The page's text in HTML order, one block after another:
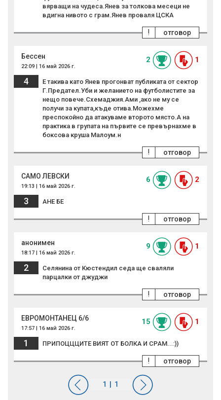
вярващи на чудеса.Янев за толкова месеци не
вдигна нивото с грам.Янев проваля ЦСКА
отговор
!
Бессен
22:09 | 16 май 2026 г.
2 1
4
Е такива като Янев прогонват публиката от сектор
Г.Предател.Уби и желанието на футболистите за
нещо повече.Схемаджия.Ами ,ако не му се
получи за купата,къде отива.Можехме
преспокойно да атакуваме второто място.А на
практика в групата на първите се превърнахме в
боксова круша Малоум.н
отговор
!
САМО ЛЕВСКИ
19:13 | 16 май 2026 г.
6 2
3 АНЕ БЕ
отговор
!
анонимен
18:17 | 16 май 2026 г.
9 1
2
Селянина от Кюстендил седа ще сваляли
парцалки от джуджи
отговор
!
ЕВРОМОНТАНЕЦ 6/6
17:57 | 16 май 2026 г.
15 1
1 ПРИПОЦЦЦИТЕ ВИЯТ ОТ БОЛКА И СРАМ...:))
отговор
!